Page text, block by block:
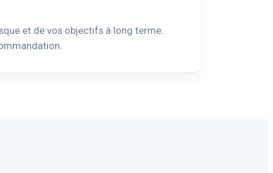
et de vos objectifs à long terme.